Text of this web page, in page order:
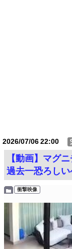
2026/07/0622:00
【動画】マグ
過去一恐ろしい
衝撃映像